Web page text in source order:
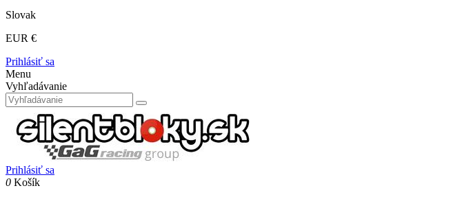
Slovak
EUR €
Prihlásiť sa
Menu
Vyhľadávanie
Prihlásiť sa
0 Košík